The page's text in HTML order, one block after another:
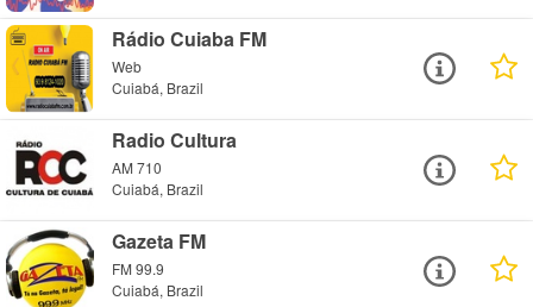
Rádio Cuiaba FM
Web
Cuiabá, Brazil
Radio Cultura
AM 710
Cuiabá, Brazil
Gazeta FM
FM 99.9
Cuiabá, Brazil